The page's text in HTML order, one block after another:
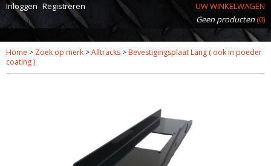
Inloggen Registreren
UW WINKELWAGEN
Geen producten(0)
Home > Zoek op merk >Alltracks > Bevestigingsplaat Lang ( ook in poeder
coating )